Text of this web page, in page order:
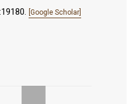
[Google Scholar]